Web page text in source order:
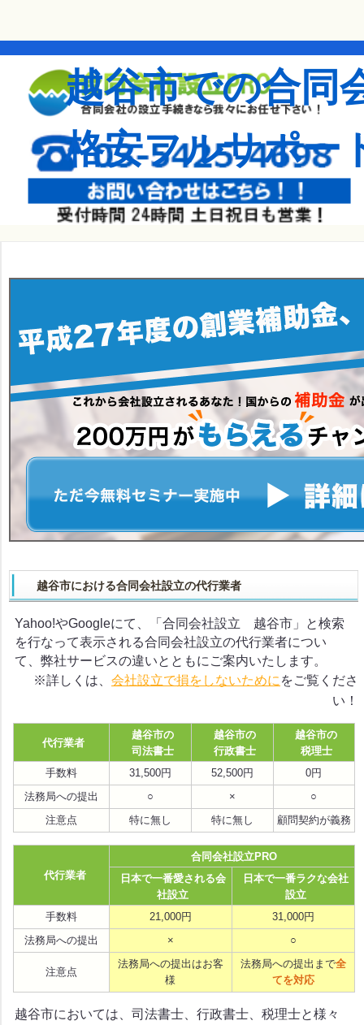
越谷市での合同
格安フルサポー
越谷市における合同会社設立の代行業者
Yahoo!やGoogleにて、「合同会社設立 越谷市」と検索
を行なって表示される合同会社設立の代行業者につい
て、弊社サービスの違いとともにご案内いたします。
※詳しくは、会社設立で損をしないために をご覧くださ
い！
代行業者
越谷市の
司法書士
越谷市の
行政書士
越谷市の
税理士
手数料
31,500円 52,500円
0円
法務局への提出
○ ×
○
注意点
特に無し 特に無し 顧問契約が義務
代行業者
合同会社設立PRO
日本で一番愛される会
社設立
日本で一番ラクな会社
設立
手数料
21,000円
31,000円
法務局への提出
× ○
注意点
法務局への提出はお客
様
法務局への提出まで全
てを対応
越谷市においては、司法書士、行政書士、税理士と様々